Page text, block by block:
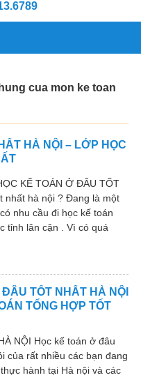
cua mon ke toan
HÀ NỘI – LỚP HỌC
KẾ TOÁN Ở ĐÂU TỐT
nhất hà nội ? Đang là một
nhu cầu đi học kế toán
tỉnh lân cận . Vì có quá
TỐT NHẤT HÀ NỘI
TỔNG HỢP TỐT
NỘI Học kế toán ở đâu
của rất nhiều các bạn đang
hành tại Hà nội và các